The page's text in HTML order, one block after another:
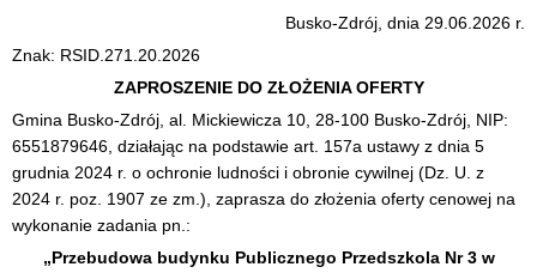
Busko-Zdrój, dnia 29.06.2026 r.
Znak: RSID.271.20.2026
ZAPROSZENIE DO ZŁOŻENIA OFERTY
Gmina Busko-Zdrój, al. Mickiewicza 10, 28-100 Busko-Zdrój, NIP:
6551879646, działając na podstawie art. 157a ustawy z dnia 5
grudnia 2024 r. o ochronie ludności i obronie cywilnej (Dz. U. z
2024 r. poz. 1907 ze zm.), zaprasza do złożenia oferty cenowej na
wykonanie zadania pn.:
„Przebudowa budynku Publicznego Przedszkola Nr 3 w